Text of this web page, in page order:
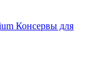
Консервы для